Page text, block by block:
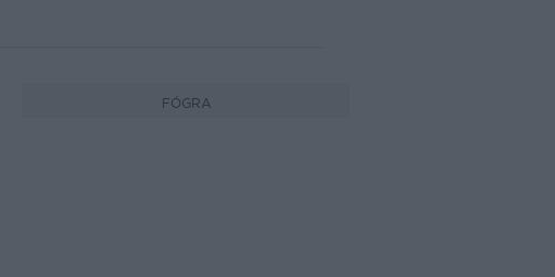
FÓGRA